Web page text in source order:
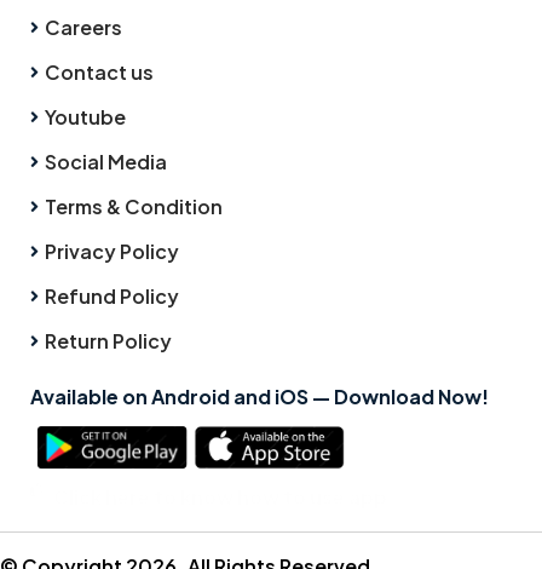
Careers
Contact us
Youtube
Social Media
Terms & Condition
Privacy Policy
Refund Policy
Return Policy
Available on Android and iOS — Download Now!